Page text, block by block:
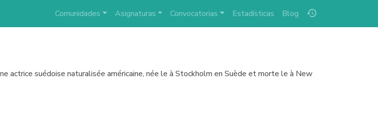
history
Comunidades Asignaturas Convocatorias Estadísticas Blog
actrice suédoise naturalisée américaine, née le à Stockholm en Suède et morte le à New